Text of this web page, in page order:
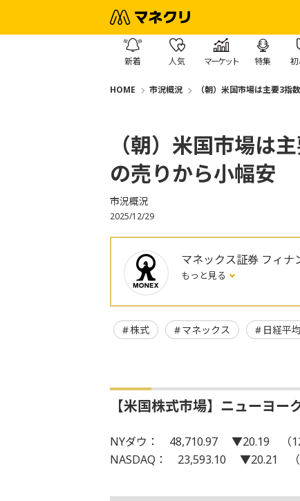
新着 人気 マーケット 特集
HOME 市況概況 （朝）米国市場は主要3
（朝）米国市場は
の売りから小幅安
市況概況
2025/12/29
マネックス証券 フィ
もっと見る
株式 マネックス 日経平均
【米国株式市場】ニューヨー
NYダウ： 48,710.97 ▼20.19 （
NASDAQ： 23,593.10 ▼20.21 （